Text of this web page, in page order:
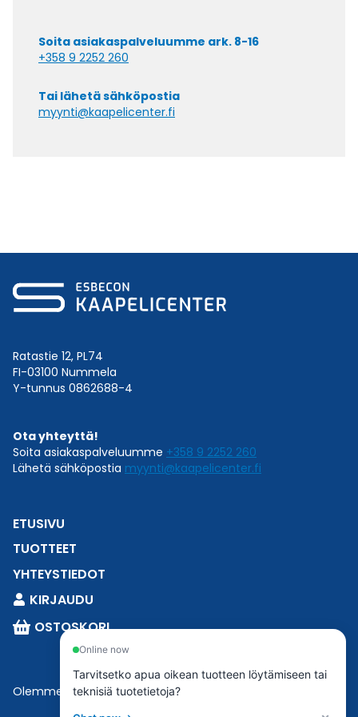
Soita asiakaspalveluumme ark. 8-16
+358 9 2252 260
Tai lähetä sähköpostia
myynti@kaapelicenter.fi
Ratastie 12, PL74
FI-03100 Nummela
Y-tunnus 0862688-4
Ota yhteyttä!
Soita asiakaspalveluumme +358 9 2252 260
Lähetä sähköpostia myynti@kaapelicenter.fi
ETUSIVU
TUOTTEET
YHTEYSTIEDOT
KIRJAUDU
OSTOSKORI
Olemme osaEsbeconia.
Online now
Tarvitsetko apua oikean tuotteen löytämiseen tai
teknisiä tuotetietoja?